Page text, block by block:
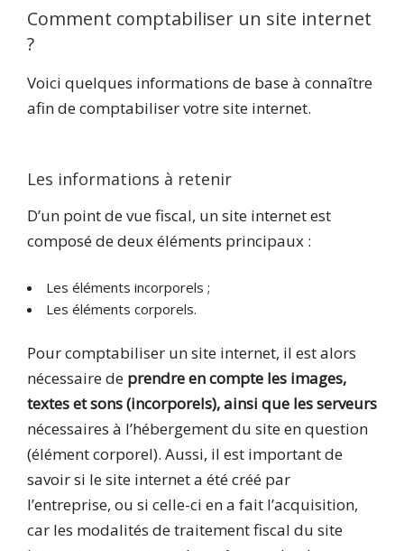
Comment comptabiliser un site internet
?
Voici quelques informations de base à connaître
afin de comptabiliser votre site internet.
Les informations à retenir
D’un point de vue fiscal, un site internet est
composé de deux éléments principaux :
Les éléments incorporels ;
Les éléments corporels.
Pour comptabiliser un site internet, il est alors
nécessaire de prendre en compte les images,
textes et sons (incorporels), ainsi que les serveurs
nécessaires à l’hébergement du site en question
(élément corporel). Aussi, il est important de
savoir si le site internet a été créé par
l’entreprise, ou si celle-ci en a fait l’acquisition,
car les modalités de traitement fiscal du site